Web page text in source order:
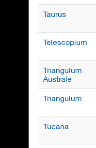
Taurus
Telescopium
Triangulum
Australe
Triangulum
Tucana